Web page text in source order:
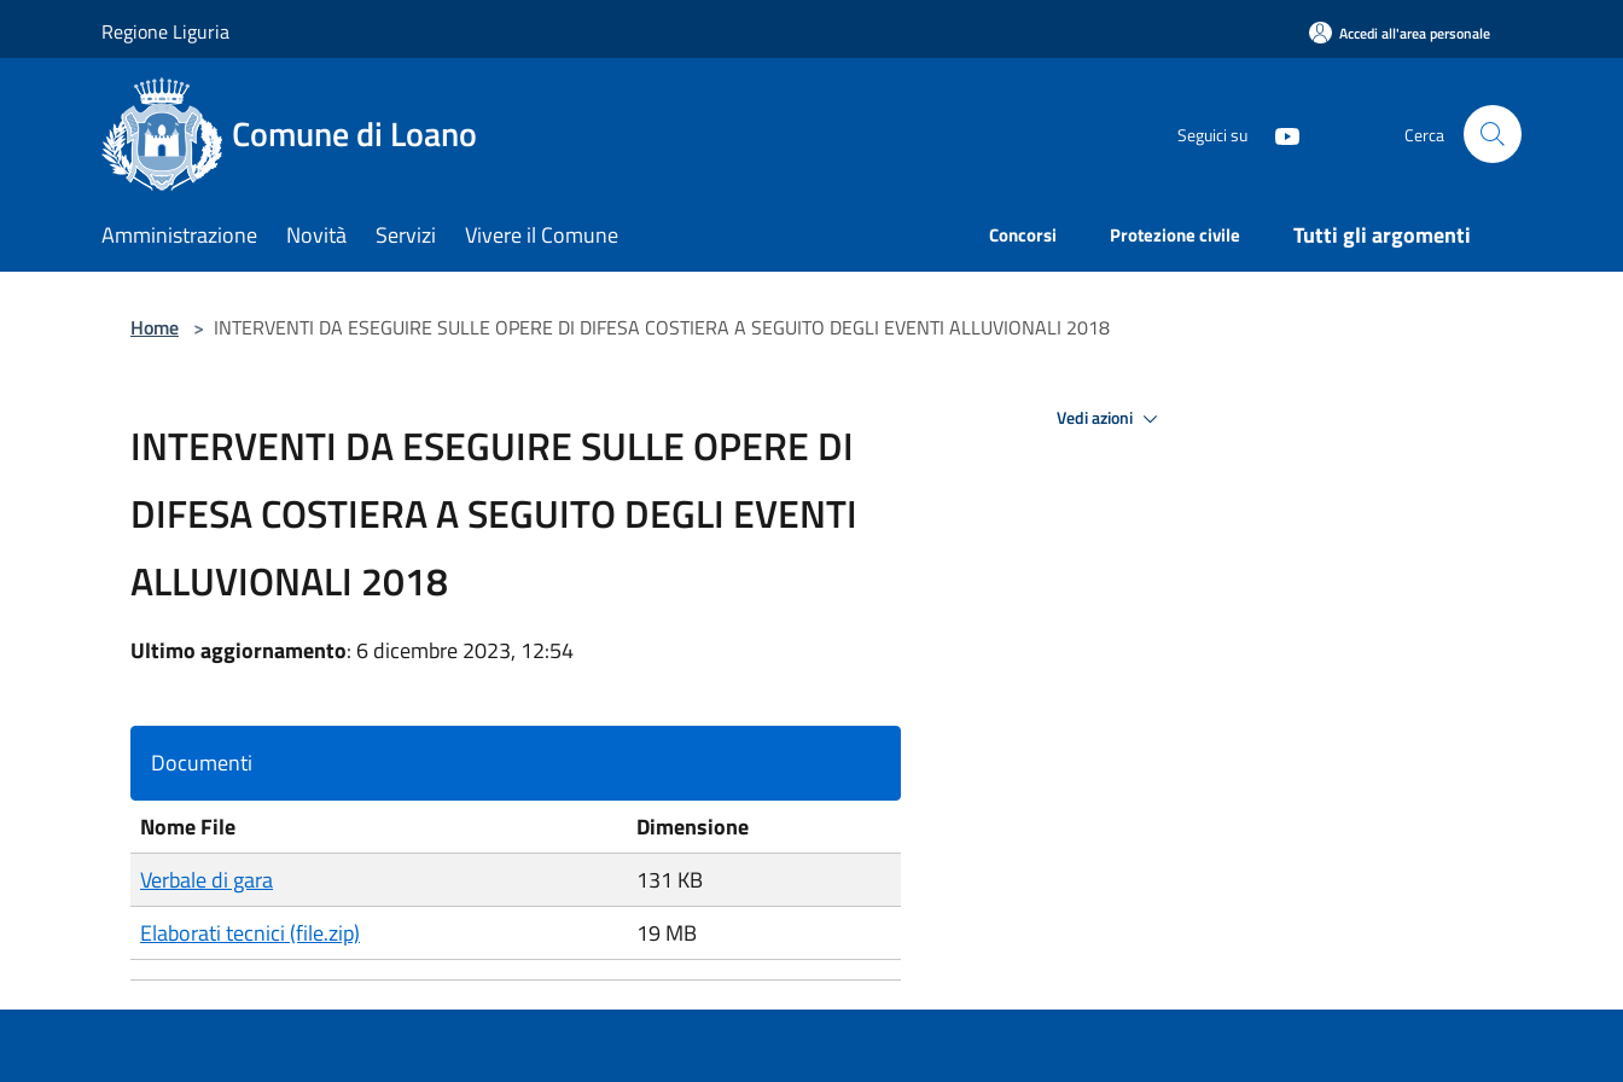
Regione Liguria Accedi all'area personale
Comune di Loano Seguici su Cerca
Amministrazione Novità Servizi Vivere il Comune Concorsi Protezione civile Tutti gli argomenti
Home > INTERVENTI DA ESEGUIRE SULLE OPERE DI DIFESA COSTIERA A SEGUITO DEGLI EVENTI ALLUVIONALI 2018
INTERVENTI DA ESEGUIRE SULLE OPERE DI
DIFESA COSTIERA A SEGUITO DEGLI EVENTI
ALLUVIONALI 2018
Ultimo aggiornamento: 6 dicembre 2023, 12:54
Documenti
Nome File
Dimensione
Verbale di gara
131 KB
Elaborati tecnici (file.zip)
19 MB
Vedi azioni